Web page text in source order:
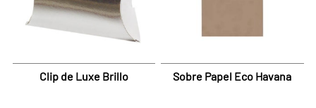
Clip de Luxe Brillo Sobre Papel Eco Havana